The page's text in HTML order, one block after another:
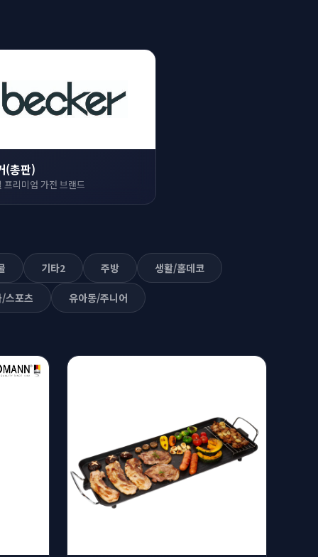
(총판)
프리미엄 가전 브랜드
기타2 주방 생활/홈데코
스포츠 유아동/주니어